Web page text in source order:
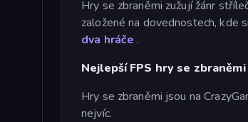
Hry se zbraněmi zužují žánr
založené na dovednostech, kde
dva hráče .
Nejlepší FPS hry se zbraněmi
Hry se zbraněmi jsou na
nejvíc.